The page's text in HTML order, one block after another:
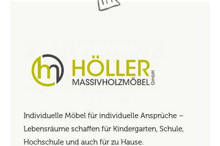
Individuelle Möbel für individuelle Ansprüche –
Lebensräume schaffen für Kindergarten, Schule,
Hochschule und auch für zu Hause.